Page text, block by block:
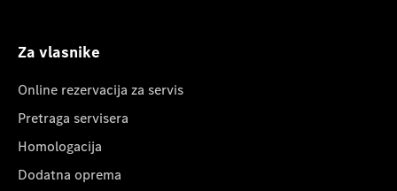
Za vlasnike
Online rezervacija za servis
Pretraga servisera
Homologacija
Dodatna oprema